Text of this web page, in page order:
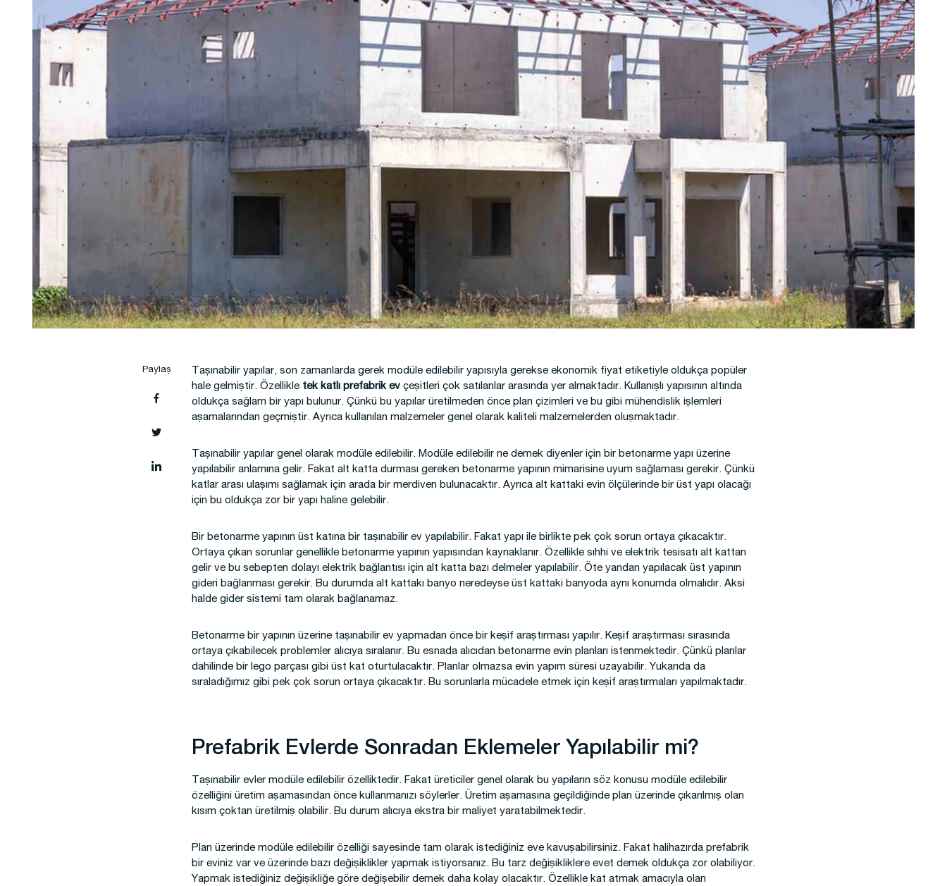
Prefabrik Dükkan Prefabrik Sosyal Tesis Binaları Prefabrik Kafeterya Prefabrik Okul Binaları
Prefabrik Kreş Bina Modelleri
Prefabrik Anaokulu Bina
Prefabrik Acil Afet Binaları Prefabrik WC Duş Binaları
Tek Katlı Prefabrik Villa İki Katlı Prefabrik Villa Prefabrik Bağ Evi Prefabrik Bungalov
Taşınabilir yapılar, son zamanlarda gerek modüle edilebilir yapısıyla gerekse ekonomik fiyat etiketiyle oldukça popüler
hale gelmiştir. Özellikle tek katlı prefabrik ev çeşitleri çok satılanlar arasında yer almaktadır. Kullanışlı yapısının altında
oldukça sağlam bir yapı bulunur. Çünkü bu yapılar üretilmeden önce plan çizimleri ve bu gibi mühendislik işlemleri
aşamalarından geçmiştir. Ayrıca kullanılan malzemeler genel olarak kaliteli malzemelerden oluşmaktadır.
Taşınabilir yapılar genel olarak modüle edilebilir. Modüle edilebilir ne demek diyenler için bir betonarme yapı üzerine
yapılabilir anlamına gelir. Fakat alt katta durması gereken betonarme yapının mimarisine uyum sağlaması gerekir. Çünkü
katlar arası ulaşımı sağlamak için arada bir merdiven bulunacaktır. Ayrıca alt kattaki evin ölçülerinde bir üst yapı olacağı
için bu oldukça zor bir yapı haline gelebilir.
Bir betonarme yapının üst katına bir taşınabilir ev yapılabilir. Fakat yapı ile birlikte pek çok sorun ortaya çıkacaktır.
Ortaya çıkan sorunlar genellikle betonarme yapının yapısından kaynaklanır. Özellikle sıhhi ve elektrik tesisatı alt kattan
gelir ve bu sebepten dolayı elektrik bağlantısı için alt katta bazı delmeler yapılabilir. Öte yandan yapılacak üst yapının
gideri bağlanması gerekir. Bu durumda alt kattakı banyo neredeyse üst kattaki banyoda aynı konumda olmalıdır. Aksi
halde gider sistemi tam olarak bağlanamaz.
Betonarme bir yapının üzerine taşınabilir ev yapmadan önce bir keşif araştırması yapılır. Keşif araştırması sırasında
ortaya çıkabilecek problemler alıcıya sıralanır. Bu esnada alıcıdan betonarme evin planları istenmektedir. Çünkü planlar
dahilinde bir lego parçası gibi üst kat oturtulacaktır. Planlar olmazsa evin yapım süresi uzayabilir. Yukarıda da
sıraladığımız gibi pek çok sorun ortaya çıkacaktır. Bu sorunlarla mücadele etmek için keşif araştırmaları yapılmaktadır.
Prefabrik Evlerde Sonradan Eklemeler Yapılabilir mi?
Taşınabilir evler modüle edilebilir özelliktedir. Fakat üreticiler genel olarak bu yapıların söz konusu modüle edilebilir
özelliğini üretim aşamasından önce kullanmanızı söylerler. Üretim aşamasına geçildiğinde plan üzerinde çıkarılmış olan
kısım çoktan üretilmiş olabilir. Bu durum alıcıya ekstra bir maliyet yaratabilmektedir.
Plan üzerinde modüle edilebilir özelliği sayesinde tam olarak istediğiniz eve kavuşabilirsiniz. Fakat halihazırda prefabrik
bir eviniz var ve üzerinde bazı değişiklikler yapmak istiyorsanız. Bu tarz değişikliklere evet demek oldukça zor olabiliyor.
Yapmak istediğiniz değişikliğe göre değişebilir demek daha kolay olacaktır. Özellikle kat atmak amacıyla olan
Paylaş